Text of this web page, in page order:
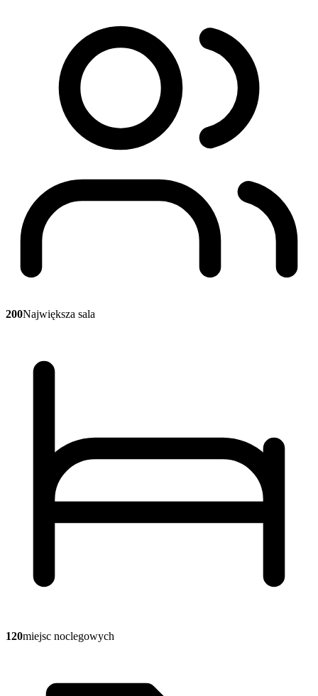
200Największa sala
120miejsc noclegowych